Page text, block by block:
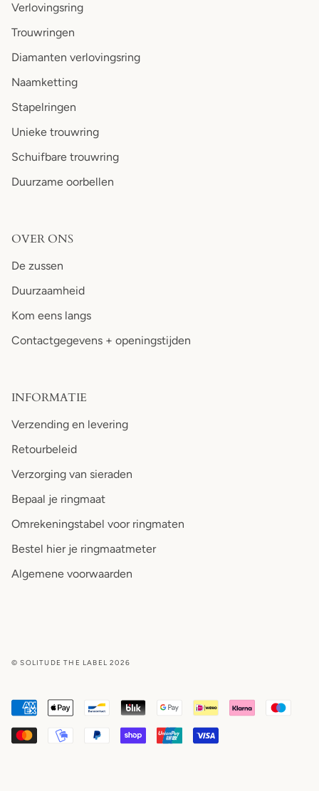
Verlovingsring
Trouwringen
Diamanten verlovingsring
Naamketting
Stapelringen
Unieke trouwring
Schuifbare trouwring
Duurzame oorbellen
OVER ONS
De zussen
Duurzaamheid
Kom eens langs
Contactgegevens + openingstijden
INFORMATIE
Verzending en levering
Retourbeleid
Verzorging van sieraden
Bepaal je ringmaat
Omrekeningstabel voor ringmaten
Bestel hier je ringmaatmeter
Algemene voorwaarden
© SOLITUDE THE LABEL 2026